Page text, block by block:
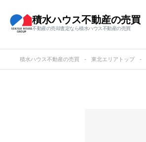
積水ハウス不動産の売買
不動産の売却査定なら積水ハウス不動産の売買
積水ハウス不動産の売買 東北エリアトップ